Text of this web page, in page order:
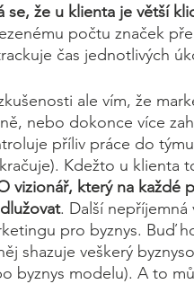
se, že u klienta je větší
počtu značek
čas jednotlivých
ale vím, že
nebo dokonce více
příliv práce do
Kdežto u klienta
vizionář, který na každé
. Další nepříjemná
pro byznys. Buď
shazuje veškerý
byznys modelu). A to